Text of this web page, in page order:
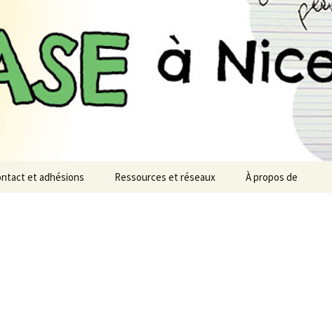
Nice
et adhésions Ressources et réseaux À propos de